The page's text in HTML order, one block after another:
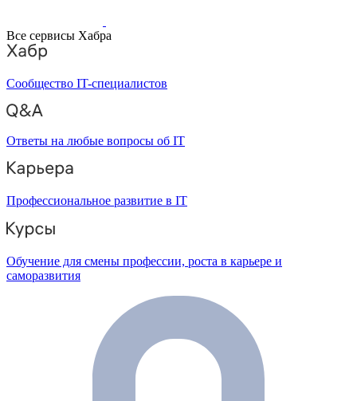
Все сервисы Хабра
Сообщество IT-специалистов
Ответы на любые вопросы об IT
Профессиональное развитие в IT
Обучение для смены профессии, роста в карьере и
саморазвития